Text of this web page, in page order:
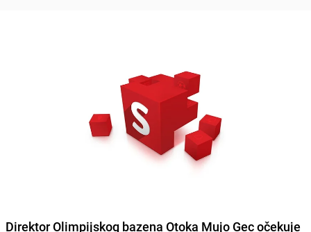
Direktor Olimpijskog bazena Otoka Mujo Gec očekuje